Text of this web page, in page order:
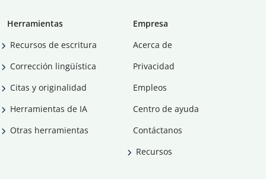
Herramientas
Recursos de escritura
Corrección lingüística
Citas y originalidad
Herramientas de IA
Otras herramientas
Empresa
Acerca de
Privacidad
Empleos
Centro de ayuda
Contáctanos
Recursos